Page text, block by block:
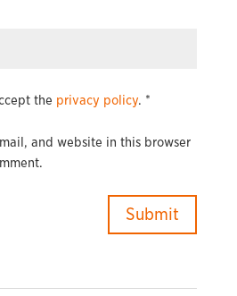
the privacy policy. *
and website in this browser